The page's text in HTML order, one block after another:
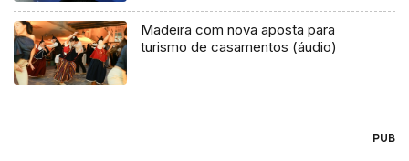
Madeira com nova aposta para
turismo de casamentos (áudio)
PUB